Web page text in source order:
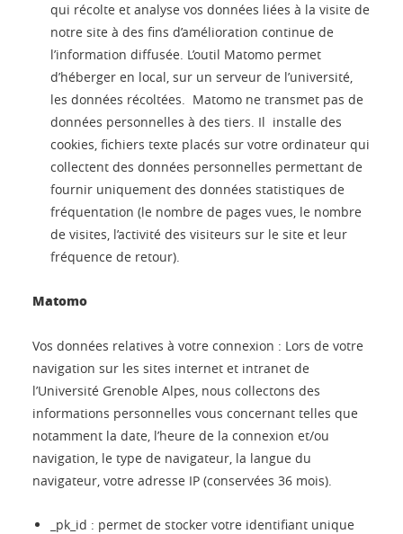
qui récolte et analyse vos données liées à la visite de
notre site à des fins d’amélioration continue de
l’information diffusée. L’outil Matomo permet
d’héberger en local, sur un serveur de l’université,
les données récoltées. Matomo ne transmet pas de
données personnelles à des tiers. Il installe des
cookies, fichiers texte placés sur votre ordinateur qui
collectent des données personnelles permettant de
fournir uniquement des données statistiques de
fréquentation (le nombre de pages vues, le nombre
de visites, l’activité des visiteurs sur le site et leur
fréquence de retour).
Matomo
Vos données relatives à votre connexion : Lors de votre
navigation sur les sites internet et intranet de
l’Université Grenoble Alpes, nous collectons des
informations personnelles vous concernant telles que
notamment la date, l’heure de la connexion et/ou
navigation, le type de navigateur, la langue du
navigateur, votre adresse IP (conservées 36 mois).
_pk_id : permet de stocker votre identifiant unique